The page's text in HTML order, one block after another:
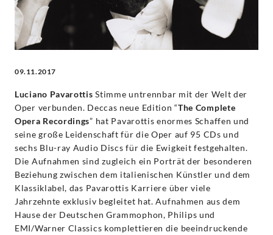
berühmtesten
Tenor
unserer
Zeit
Luciano
Pavarotti
09.11.2017
Luciano Pavarottis Stimme untrennbar mit der Welt der
Oper verbunden. Deccas neue Edition “The Complete
Opera Recordings” hat Pavarottis enormes Schaffen und
seine große Leidenschaft für die Oper auf 95 CDs und
sechs Blu-ray Audio Discs für die Ewigkeit festgehalten.
Die Aufnahmen sind zugleich ein Porträt der besonderen
Beziehung zwischen dem italienischen Künstler und dem
Klassiklabel, das Pavarottis Karriere über viele
Jahrzehnte exklusiv begleitet hat. Aufnahmen aus dem
Hause der Deutschen Grammophon, Philips und
EMI/Warner Classics komplettieren die beeindruckende